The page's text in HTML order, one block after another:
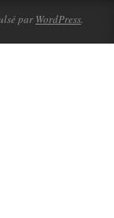
par WordPress.